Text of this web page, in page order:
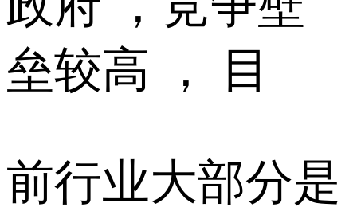
垒较高 ， 目
前行业大部分是